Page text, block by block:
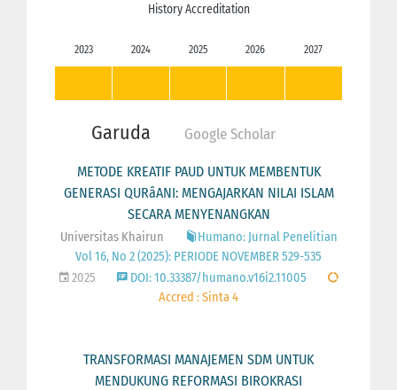
History Accreditation
2023 2024 2025 2026 2027
Garuda Google Scholar
METODE KREATIF PAUD UNTUK MEMBENTUK
GENERASI QURâANI: MENGAJARKAN NILAI ISLAM
SECARA MENYENANGKAN
Universitas Khairun
Humano: Jurnal Penelitian
Vol 16, No 2 (2025): PERIODE NOVEMBER 529-535
2025
DOI: 10.33387/humano.v16i2.11005
Accred : Sinta 4
TRANSFORMASI MANAJEMEN SDM UNTUK
MENDUKUNG REFORMASI BIROKRASI